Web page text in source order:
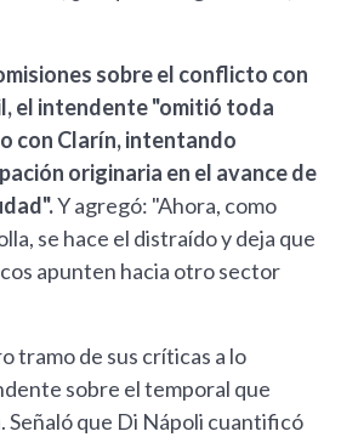
sobre el conflicto con
el intendente "omitió toda
con Clarín, intentando
originaria en el avance de
Y agregó: "Ahora, como
se hace el distraído y deja que
apunten hacia otro sector
tramo de sus críticas a lo
sobre el temporal que
Señaló que Di Nápoli cuantificó